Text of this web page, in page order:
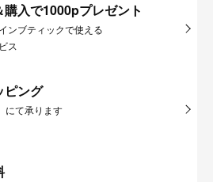
入で1000pプレゼント
ンブティックで使える
ス
ピング
にて承ります